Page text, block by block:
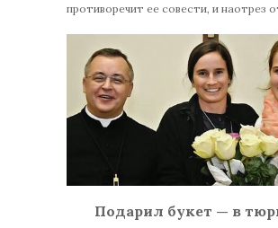
противоречит ее совести, и наотрез
Подарил букет — в